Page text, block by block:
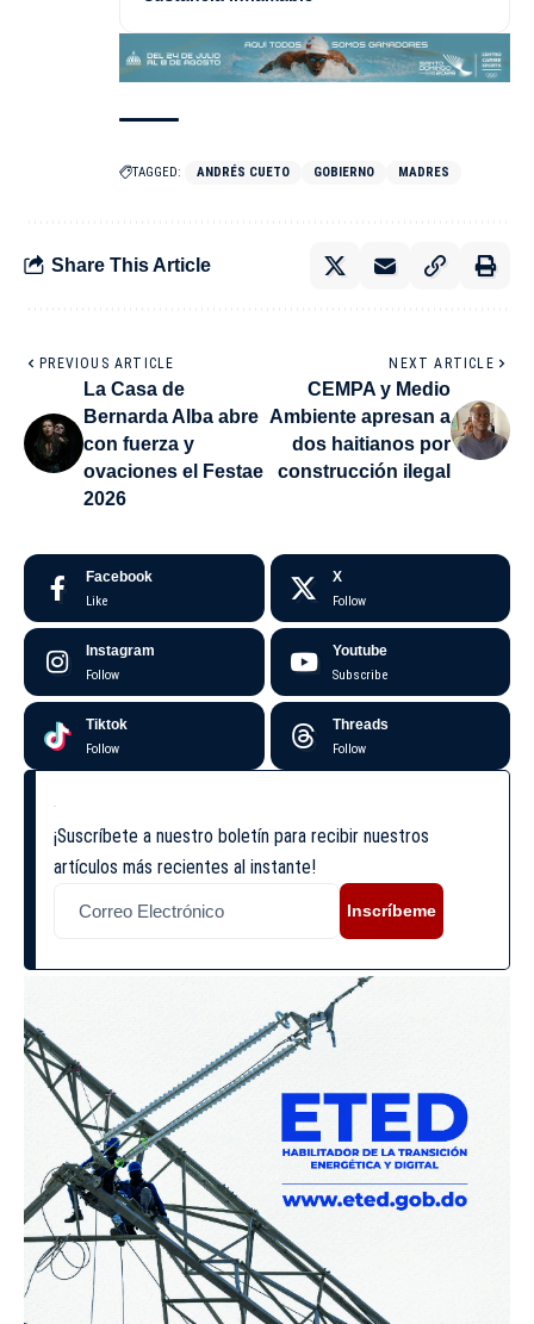
TAGGED: ANDRÉS CUETO GOBIERNO MADRES
Share This Article
PREVIOUS ARTICLE
La Casa de
Bernarda Alba abre
con fuerza y
ovaciones el Festae
2026
NEXT ARTICLE
CEMPA y Medio
Ambiente apresan a
dos haitianos por
construcción ilegal
Facebook
Like
X
Follow
Instagram
Follow
Youtube
Subscribe
Tiktok
Follow
Threads
Follow
¡Suscríbete a nuestro boletín para recibir nuestros
artículos más recientes al instante!
Inscríbeme